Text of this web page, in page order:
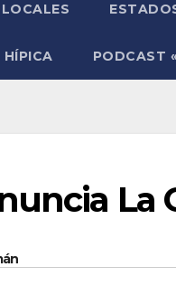
LOCALES
HÍPICA PODCAST
La